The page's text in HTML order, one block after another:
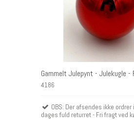
Gammelt Julepynt - Julekugle -
4186
OBS: Der afsendes ikke ordrer
dages fuld returret - Fri fragt ved